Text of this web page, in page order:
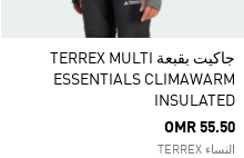
جاكيت بقبعة TERREX MULTI
ESSENTIALS CLIMAWARM
INSULATED
OMR 55.50
النساء TERREX